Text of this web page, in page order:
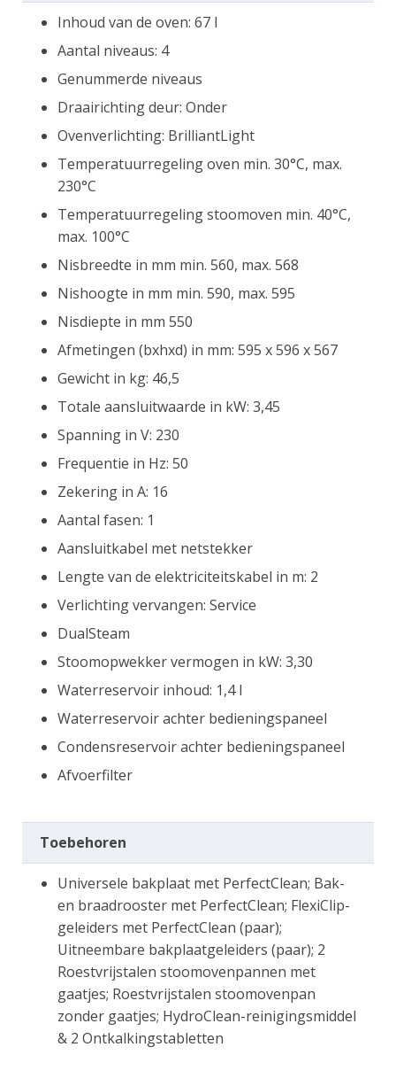
Inhoud van de oven: 67 l
Aantal niveaus: 4
Genummerde niveaus
Draairichting deur: Onder
Ovenverlichting: BrilliantLight
Temperatuurregeling oven min. 30°C, max.
230°C
Temperatuurregeling stoomoven min. 40°C,
max. 100°C
Nisbreedte in mm min. 560, max. 568
Nishoogte in mm min. 590, max. 595
Nisdiepte in mm 550
Afmetingen (bxhxd) in mm: 595 x 596 x 567
Gewicht in kg: 46,5
Totale aansluitwaarde in kW: 3,45
Spanning in V: 230
Frequentie in Hz: 50
Zekering in A: 16
Aantal fasen: 1
Aansluitkabel met netstekker
Lengte van de elektriciteitskabel in m: 2
Verlichting vervangen: Service
DualSteam
Stoomopwekker vermogen in kW: 3,30
Waterreservoir inhoud: 1,4 l
Waterreservoir achter bedieningspaneel
Condensreservoir achter bedieningspaneel
Afvoerfilter
Toebehoren
Universele bakplaat met PerfectClean; Bak-
en braadrooster met PerfectClean; FlexiClip-
geleiders met PerfectClean (paar);
Uitneembare bakplaatgeleiders (paar); 2
Roestvrijstalen stoomovenpannen met
gaatjes; Roestvrijstalen stoomovenpan
zonder gaatjes; HydroClean-reinigingsmiddel
& 2 Ontkalkingstabletten